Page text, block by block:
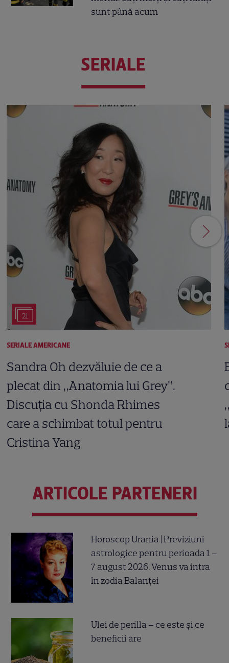
sunt până acum
SERIALE
21
SERIALE AMERICANE
Sandra Oh dezvăluie de ce a
plecat din „Anatomia lui Grey”.
Discuția cu Shonda Rhimes
care a schimbat totul pentru
Cristina Yang
ARTICOLE PARTENERI
Horoscop Urania | Previziuni
astrologice pentru perioada 1 –
7 august 2026. Venus va intra
în zodia Balanței
Ulei de perilla – ce este și ce
beneficii are